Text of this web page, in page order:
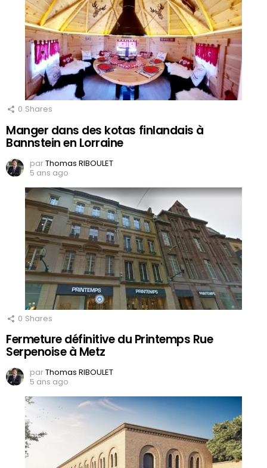
0 Shares
Manger dans des kotas finlandais à
Bannstein en Lorraine
parThomas RIBOULET
5 ans ago
0 Shares
Fermeture définitive du Printemps Rue
Serpenoise à Metz
parThomas RIBOULET
5 ans ago